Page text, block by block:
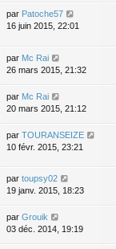
par Patoche57
16 juin 2015, 22:01
par Mc Rai
26 mars 2015, 21:32
par Mc Rai
20 mars 2015, 21:12
par TOURANSEIZE
10 févr. 2015, 23:21
par toupsy02
19 janv. 2015, 18:23
par Grouik
03 déc. 2014, 19:19